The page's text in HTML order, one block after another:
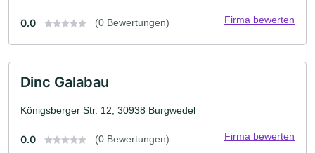
0.0 (0 Bewertungen) Firma bewerten
Dinc Galabau
Königsberger Str. 12, 30938 Burgwedel
0.0 (0 Bewertungen) Firma bewerten